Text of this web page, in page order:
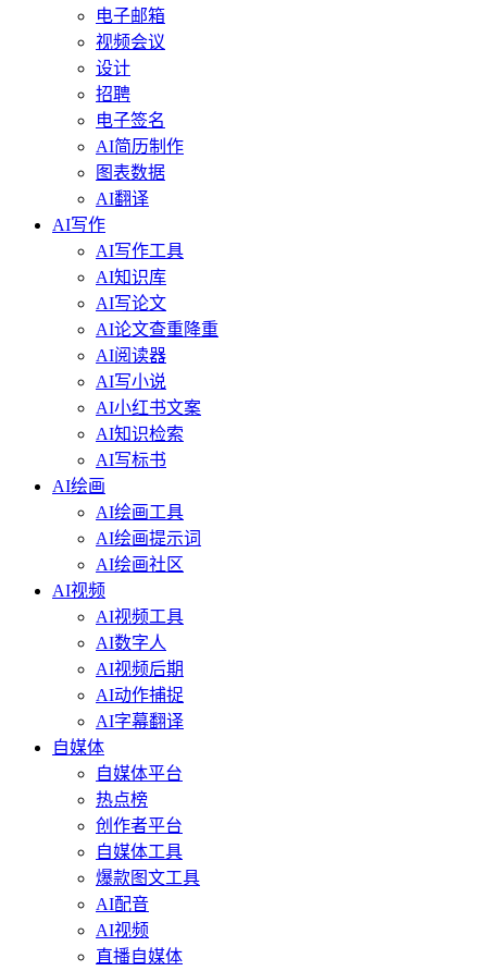
电子邮箱
视频会议
设计
招聘
电子签名
AI简历制作
图表数据
AI翻译
AI写作
AI写作工具
AI知识库
AI写论文
AI论文查重降重
AI阅读器
AI写小说
AI小红书文案
AI知识检索
AI写标书
AI绘画
AI绘画工具
AI绘画提示词
AI绘画社区
AI视频
AI视频工具
AI数字人
AI视频后期
AI动作捕捉
AI字幕翻译
自媒体
自媒体平台
热点榜
创作者平台
自媒体工具
爆款图文工具
AI配音
AI视频
直播自媒体